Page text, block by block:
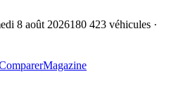
8 août 2026180 423 véhicules ·
Magazine